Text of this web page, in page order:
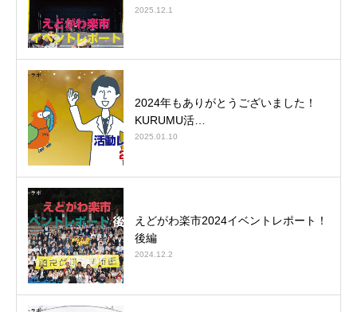
2025.12.1
2024年もありがとうございました！
KURUMU活…
2025.01.10
えどがわ楽市2024イベントレポート！
後編
2024.12.2